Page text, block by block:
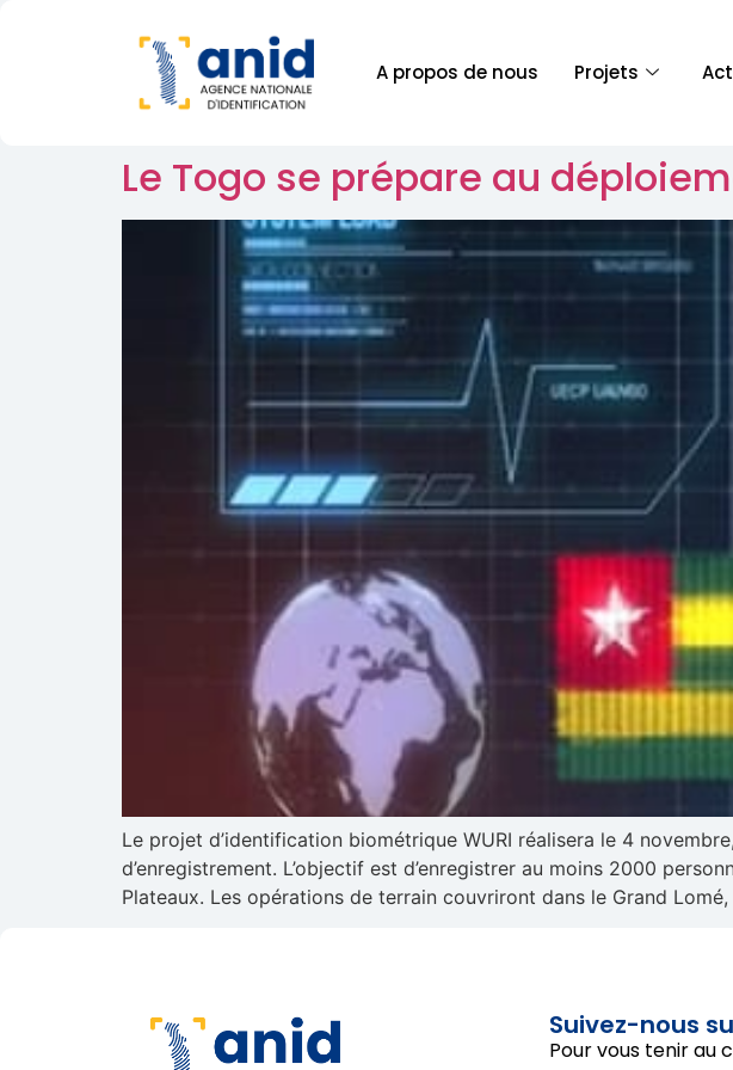
A propos de nous Projets
Le Togo se prépare au
Le projet d’identification biométrique WURI réalisera le 4
d’enregistrement. L’objectif est d’enregistrer au moins 2000
Plateaux. Les opérations de terrain couvriront dans le Grand
Suivez-nous
Pour vous tenir au